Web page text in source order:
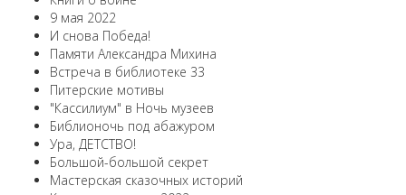
9 мая 2022
И снова Победа!
Памяти Александра Михина
Встреча в библиотеке 33
Питерские мотивы
"Кассилиум" в Ночь музеев
Библионочь под абажуром
Ура, ДЕТСТВО!
Большой-большой секрет
Мастерская сказочных историй